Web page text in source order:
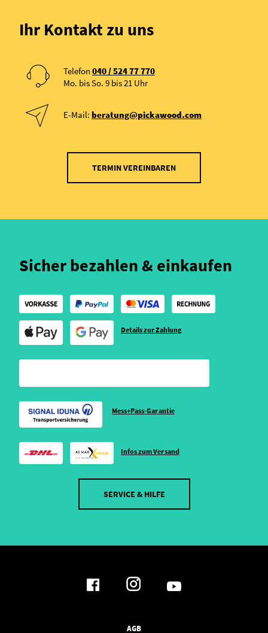
Ihr Kontakt zu uns
Telefon 040 / 524 77 770
Mo. bis So. 9 bis 21 Uhr
E-Mail: beratung@pickawood.com
TERMIN VEREINBAREN
Sicher bezahlen & einkaufen
Details zur Zahlung
Mess+Pass-Garantie
Infos zum Versand
SERVICE & HILFE
AGB